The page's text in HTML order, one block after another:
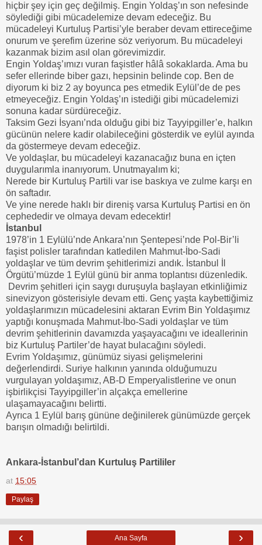
hiçbir şey için geç değilmiş. Engin Yoldaş’ın son nefesinde
söylediği gibi mücadelemize devam edeceğiz. Bu
mücadeleyi Kurtuluş Partisi’yle beraber devam ettireceğime
onurum ve şerefim üzerine söz veriyorum. Bu mücadeleyi
kazanmak bizim asıl olan görevimizdir.
Engin Yoldaş’ımızı vuran faşistler hâlâ sokaklarda. Ama bu
sefer ellerinde biber gazı, hepsinin belinde cop. Ben de
diyorum ki biz 2 ay boyunca pes etmedik Eylül’de de pes
etmeyeceğiz. Engin Yoldaş’ın istediği gibi mücadelemizi
sonuna kadar sürdüreceğiz.
Taksim Gezi İsyanı’nda olduğu gibi biz Tayyipgiller’e, halkın
gücünün nelere kadir olabileceğini gösterdik ve eylül ayında
da göstermeye devam edeceğiz.
Ve yoldaşlar, bu mücadeleyi kazanacağız buna en içten
duygularımla inanıyorum. Unutmayalım ki;
Nerede bir Kurtuluş Partili var ise baskıya ve zulme karşı en
ön saftadır.
Ve yine nerede haklı bir direniş varsa Kurtuluş Partisi en ön
cephededir ve olmaya devam edecektir!
İstanbul
1978’in 1 Eylülü’nde Ankara’nın Şentepesi’nde Pol-Bir’li
faşist polisler tarafından katledilen Mahmut-İbo-Sadi
yoldaşlar ve tüm devrim şehitlerimizi andık. İstanbul İl
Örgütü’müzde 1 Eylül günü bir anma toplantısı düzenledik.
Devrim şehitleri için saygı duruşuyla başlayan etkinliğimiz
sinevizyon gösterisiyle devam etti. Genç yaşta kaybettiğimiz
yoldaşlarımızın mücadelesini aktaran Evrim Bin Yoldaşımız
yaptığı konuşmada Mahmut-İbo-Sadi yoldaşlar ve tüm
devrim şehitlerinin davamızda yaşayacağını ve ideallerinin
biz Kurtuluş Partiler’de hayat bulacağını söyledi.
Evrim Yoldaşımız, günümüz siyasi gelişmelerini
değerlendirdi. Suriye halkının yanında olduğumuzu
vurgulayan yoldaşımız, AB-D Emperyalistlerine ve onun
işbirlikçisi Tayyipgiller’in alçakça emellerine
ulaşamayacağını belirtti.
Ayrıca 1 Eylül barış gününe değinilerek günümüzde gerçek
barışın olmadığı belirtildi.
Ankara-İstanbul’dan Kurtuluş Partililer
at 15:05
Paylaş
‹ ›
Ana Sayfa